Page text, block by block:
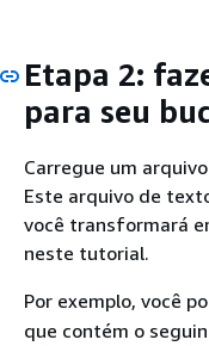
Etapa 2:
para seu
Carregue um
Este arquivo de
você transformará
neste tutorial.
Por exemplo, você
que contém o